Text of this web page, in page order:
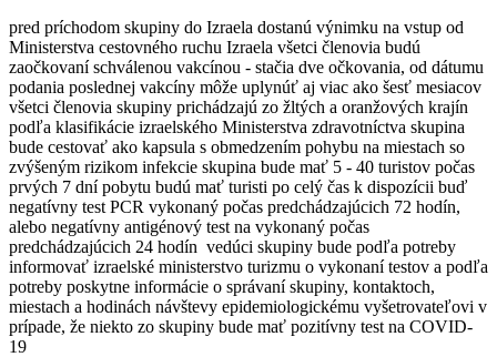
pred príchodom skupiny do Izraela dostanú výnimku na vstup od
Ministerstva cestovného ruchu Izraela všetci členovia budú
zaočkovaní schválenou vakcínou - stačia dve očkovania, od dátumu
podania poslednej vakcíny môže uplynúť aj viac ako šesť mesiacov
všetci členovia skupiny prichádzajú zo žltých a oranžových krajín
podľa klasifikácie izraelského Ministerstva zdravotníctva skupina
bude cestovať ako kapsula s obmedzením pohybu na miestach so
zvýšeným rizikom infekcie skupina bude mať 5 - 40 turistov počas
prvých 7 dní pobytu budú mať turisti po celý čas k dispozícii buď
negatívny test PCR vykonaný počas predchádzajúcich 72 hodín,
alebo negatívny antigénový test na vykonaný počas
predchádzajúcich 24 hodín vedúci skupiny bude podľa potreby
informovať izraelské ministerstvo turizmu o vykonaní testov a podľa
potreby poskytne informácie o správaní skupiny, kontaktoch,
miestach a hodinách návštevy epidemiologickému vyšetrovateľovi v
prípade, že niekto zo skupiny bude mať pozitívny test na COVID-
19